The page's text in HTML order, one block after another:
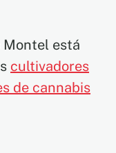
Montel está
cultivadores
de cannabis